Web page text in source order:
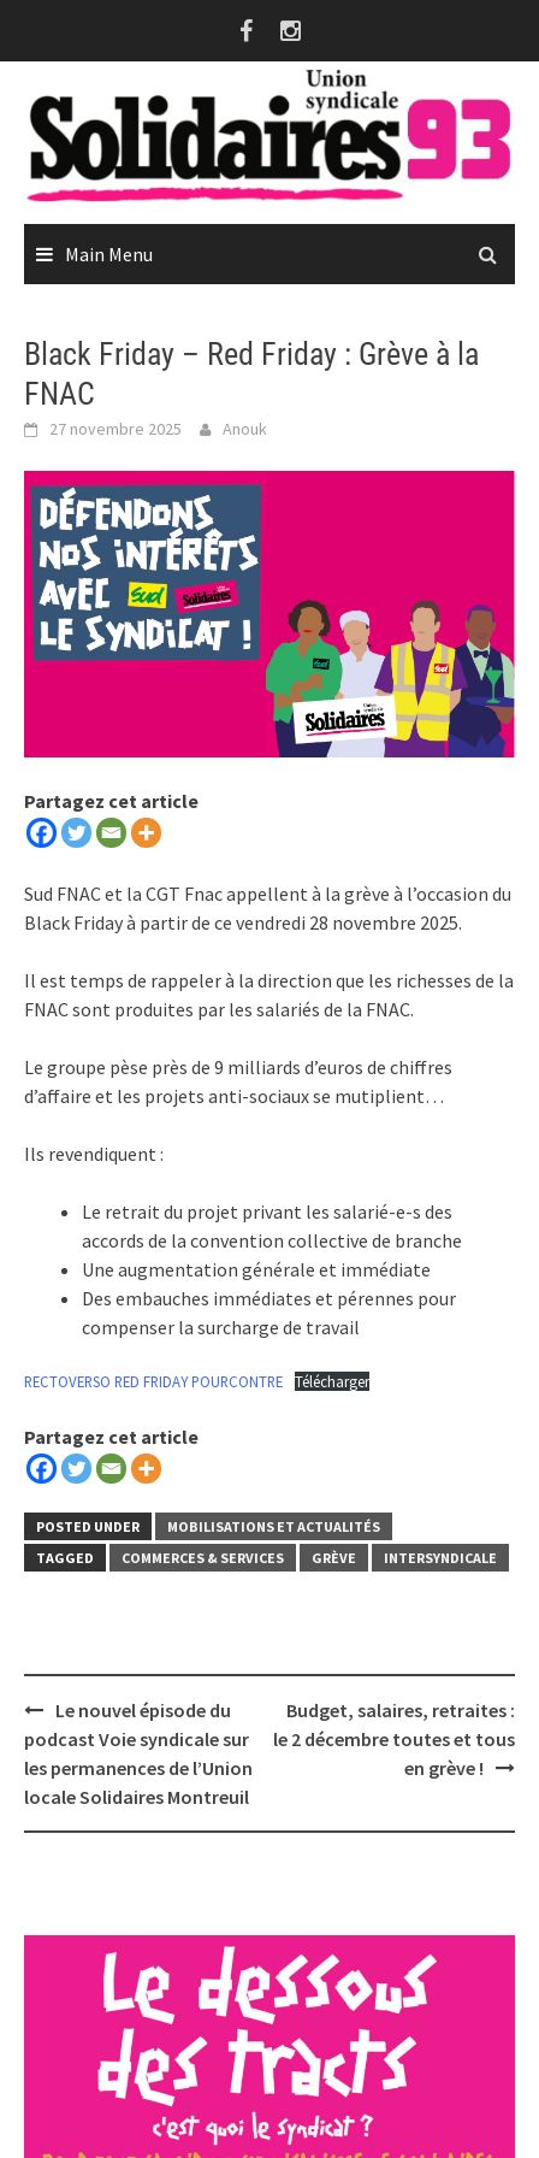
Main Menu
Black Friday – Red Friday : Grève à la
FNAC
27 novembre 2025 Anouk
Partagez cet article
Sud FNAC et la CGT Fnac appellent à la grève à l’occasion du
Black Friday à partir de ce vendredi 28 novembre 2025.
Il est temps de rappeler à la direction que les richesses de la
FNAC sont produites par les salariés de la FNAC.
Le groupe pèse près de 9 milliards d’euros de chiffres
d’affaire et les projets anti-sociaux se mutiplient…
Ils revendiquent :
Le retrait du projet privant les salarié-e-s des
accords de la convention collective de branche
Une augmentation générale et immédiate
Des embauches immédiates et pérennes pour
compenser la surcharge de travail
RECTOVERSO RED FRIDAY POURCONTRE Télécharger
Partagez cet article
POSTED UNDER
MOBILISATIONS ET ACTUALITÉS
TAGGED
COMMERCES & SERVICES GRÈVE INTERSYNDICALE
Post
navigation
Le nouvel épisode du
podcast Voie syndicale sur
les permanences de l’Union
locale Solidaires Montreuil
Budget, salaires, retraites :
le 2 décembre toutes et tous
en grève !